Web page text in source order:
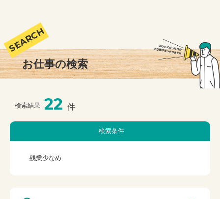
お仕事の検索
検索結果 22 件
検索条件
残業少なめ